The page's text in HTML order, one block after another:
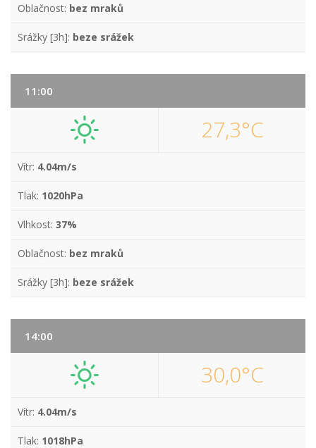
Oblačnost: bez mraků
Srážky [3h]: beze srážek
11:00
27,3°C
Vítr: 4.04m/s
Tlak: 1020hPa
Vlhkost: 37%
Oblačnost: bez mraků
Srážky [3h]: beze srážek
14:00
30,0°C
Vítr: 4.04m/s
Tlak: 1018hPa